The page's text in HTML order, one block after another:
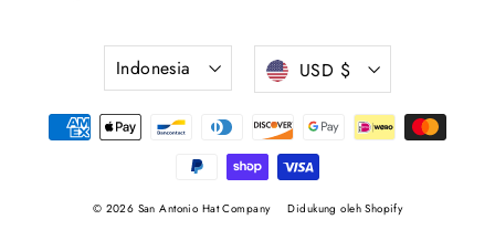
Bahasa
Indonesia
Mata
uang
USD $
© 2026 San Antonio Hat Company Didukung oleh Shopify